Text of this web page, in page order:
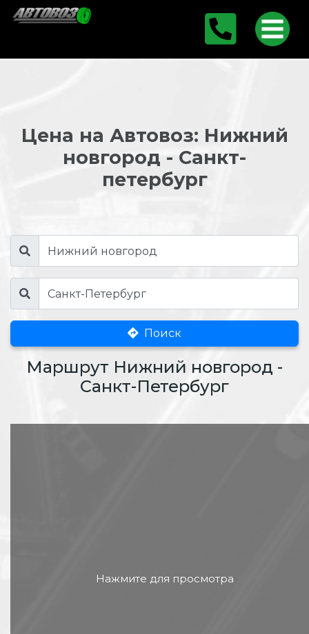
Цена на Автовоз: Нижний
новгород - Санкт-
петербург
Поиск
Маршрут Нижний новгород -
Санкт-Петербург